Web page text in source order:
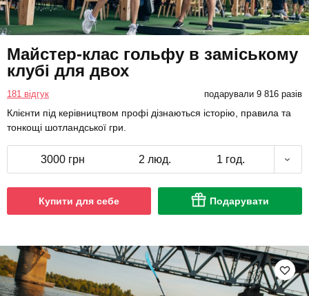
Майстер-клас гольфу в заміському
клубі для двох
181 відгук подарували 9 816 разів
Клієнти під керівництвом профі дізнаються історію, правила та
тонкощі шотландської гри.
3000 грн 2 люд. 1 год.
Купити для себе Подарувати